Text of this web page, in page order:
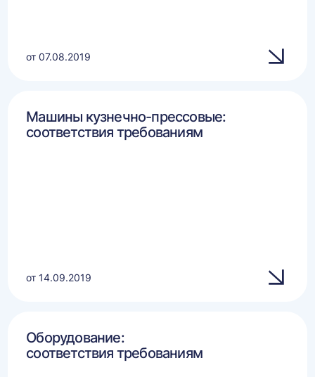
от 07.08.2019
Машины кузнечно-прессовые:
соответствия требованиям
от 14.09.2019
Оборудование:
соответствия требованиям